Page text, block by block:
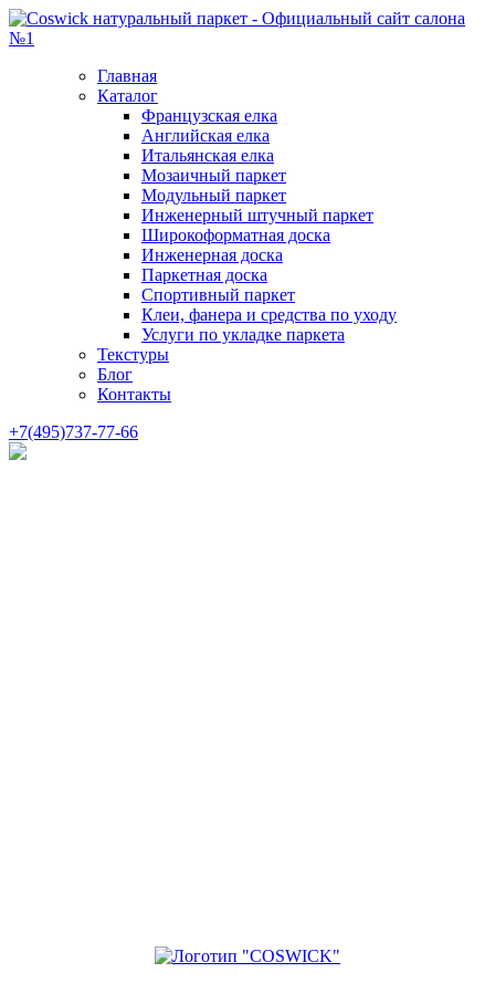
Главная
Каталог
Французская елка
Английская елка
Итальянская елка
Мозаичный паркет
Модульный паркет
Инженерный штучный паркет
Широкоформатная доска
Инженерная доска
Паркетная доска
Спортивный паркет
Клеи, фанера и средства по уходу
Услуги по укладке паркета
Текстуры
Блог
Контакты
+7(495)737-77-66